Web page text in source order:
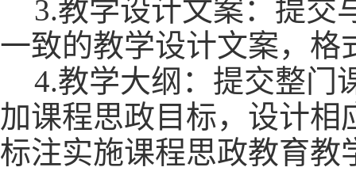
3.教学设计文案：提交
一致的教学设计文案，格
4.教学大纲：提交整门
加课程思政目标，设计
标注实施课程思政教育教